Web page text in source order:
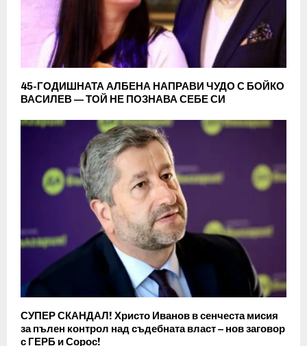
45-ГОДИШНАТА АЛБЕНА НАПРАВИ ЧУДО С БОЙКО
ВАСИЛЕВ — ТОЙ НЕ ПОЗНАВА СЕБЕ СИ
СУПЕР СКАНДАЛ! Христо Иванов в сенчеста мисия
за пълен контрол над съдебната власт – нов заговор
с ГЕРБ и Сорос!